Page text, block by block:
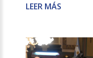
LEER MÁS